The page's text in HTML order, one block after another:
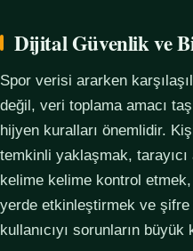
Dijital Güvenlik ve
Spor verisi ararken
değil, veri toplama amacı
hijyen kuralları önemlidir.
temkinli yaklaşmak, tarayıcı
kelime kelime kontrol
yerde etkinleştirmek ve
kullanıcıyı sorunların büyük